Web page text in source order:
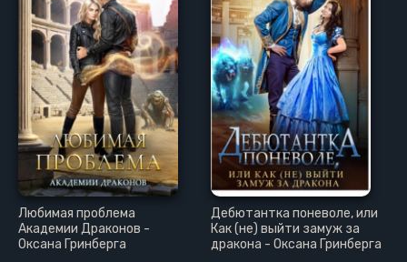
Любимая проблема
Академии Драконов -
Оксана Гринберга
Дебютантка поневоле, или
Как (не) выйти замуж за
дракона - Оксана Гринберга